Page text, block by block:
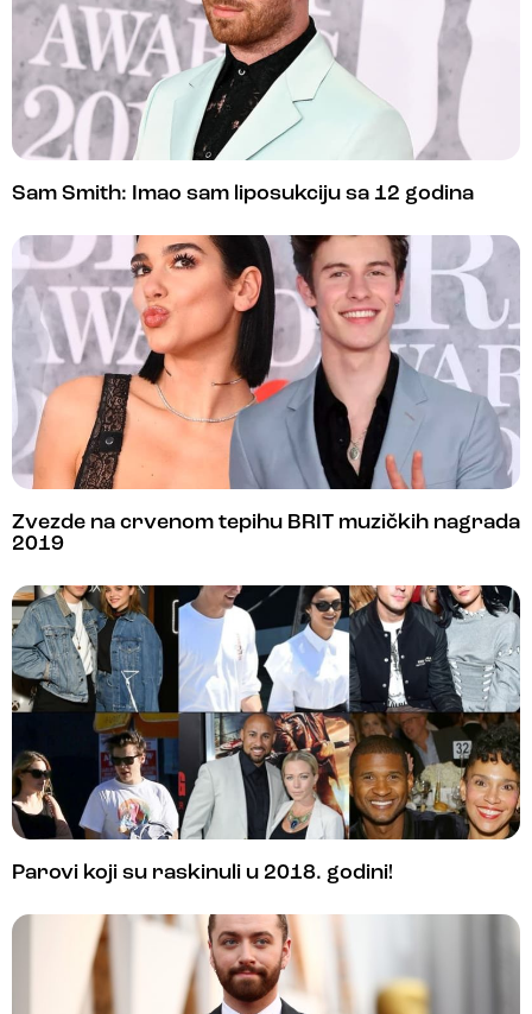
Sam Smith: Imao sam liposukciju sa 12 godina
Zvezde na crvenom tepihu BRIT muzičkih nagrada
2019
Parovi koji su raskinuli u 2018. godini!